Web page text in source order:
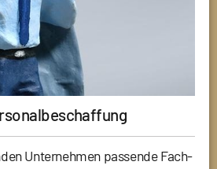
Unternehmen passende Fach-